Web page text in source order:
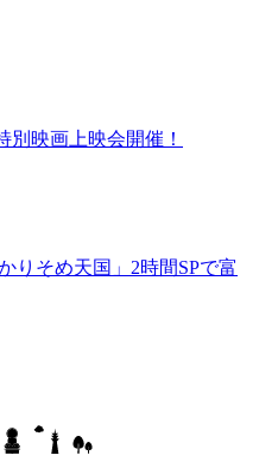
別映画上映会開催！
りそめ天国」2時間SPで富